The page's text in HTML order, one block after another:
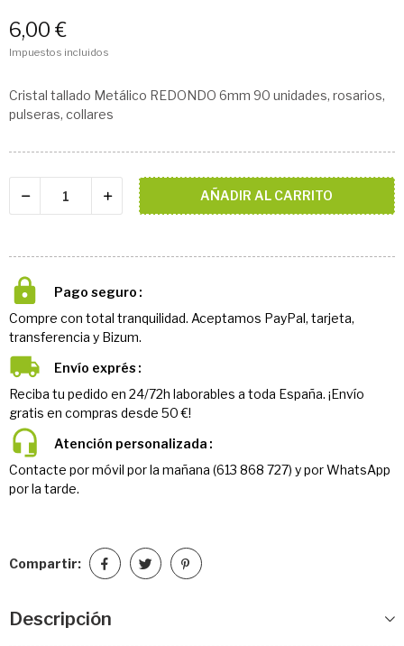
6,00 €
Impuestos incluidos
Cristal tallado Metálico REDONDO 6mm 90 unidades, rosarios,
pulseras, collares
AÑADIR AL CARRITO
Pago seguro
Compre con total tranquilidad. Aceptamos PayPal, tarjeta,
transferencia y Bizum.
Envío exprés
Reciba tu pedido en 24/72h laborables a toda España. ¡Envío
gratis en compras desde 50 €!
Atención personalizada
Contacte por móvil por la mañana (613 868 727) y por WhatsApp
por la tarde.
Compartir:
Descripción